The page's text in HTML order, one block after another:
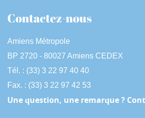
Contactez-nous
Amiens Métropole
BP 2720 - 80027 Amiens CEDEX
Tél. : (33) 3 22 97 40 40
Fax. : (33) 3 22 97 42 53
Une question, une remarque ?